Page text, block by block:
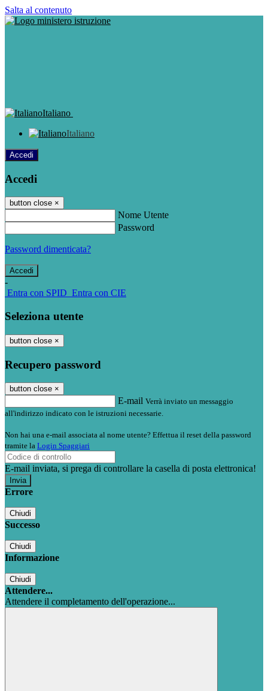
Salta al contenuto
Italiano
Italiano
Accedi
Accedi
button close ×
Nome Utente
Password
Password dimenticata?
-
Entra con SPID Entra con CIE
Seleziona utente
button close ×
Recupero password
button close ×
E-mail Verrà inviato un messaggio
all'indirizzo indicato con le istruzioni necessarie.
Non hai una e-mail associata al nome utente? Effettua il reset della password
tramite la Login Spaggiari
E-mail inviata, si prega di controllare la casella di posta elettronica!
Errore
Chiudi
Successo
Chiudi
Informazione
Chiudi
Attendere...
Attendere il completamento dell'operazione...